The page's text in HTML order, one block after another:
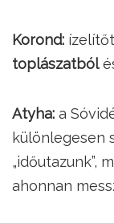
Korond:
toplászatból
Atyha: a
különlegesen
„időutazunk”,
ahonnan